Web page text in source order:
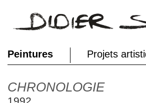
Peintures Projets
CHRONOLOGIE